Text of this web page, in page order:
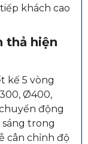
khách cao
thả hiện
kế 5 vòng
Ø400,
động
trong
cân chỉnh độ